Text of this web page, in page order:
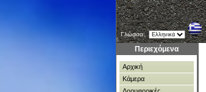
Γλώσσα:
Περιεχόμενα
Αρχική
Κάμερα